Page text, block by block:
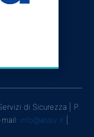
di Sicurezza | P.
info@assiv.it